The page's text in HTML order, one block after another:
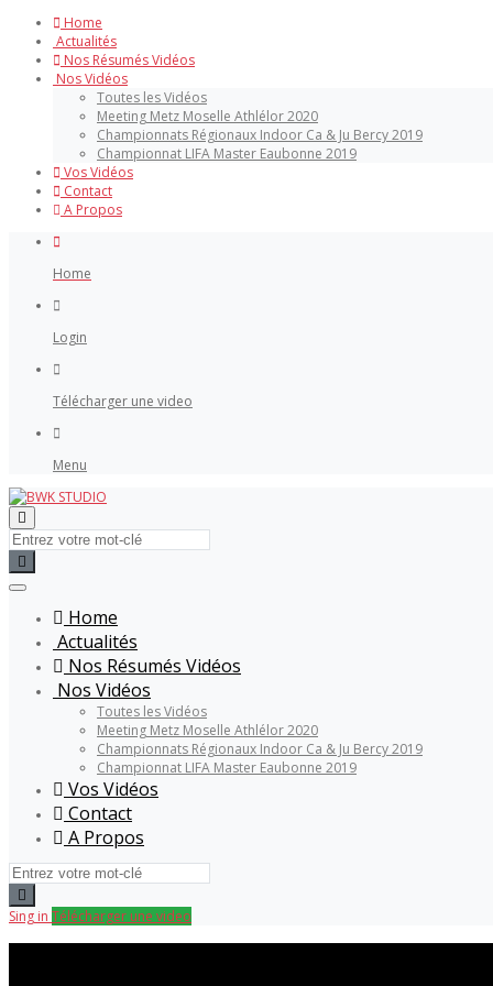
Home
Actualités
Nos Résumés Vidéos
Nos Vidéos
Toutes les Vidéos
Meeting Metz Moselle Athlélor 2020
Championnats Régionaux Indoor Ca & Ju Bercy 2019
Championnat LIFA Master Eaubonne 2019
Vos Vidéos
Contact
A Propos
Home
Login
Télécharger une video
Menu
Home
Actualités
Nos Résumés Vidéos
Nos Vidéos
Toutes les Vidéos
Meeting Metz Moselle Athlélor 2020
Championnats Régionaux Indoor Ca & Ju Bercy 2019
Championnat LIFA Master Eaubonne 2019
Vos Vidéos
Contact
A Propos
Sing in Télécharger une video